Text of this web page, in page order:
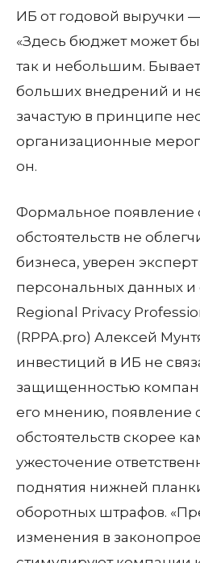
ИБ от годовой выручки
«Здесь бюджет может
так и небольшим.
больших внедрений и не
зачастую в принципе
организационные
он.
Формальное появление
обстоятельств не
бизнеса, уверен
персональных данных и
Regional Privacy
(RPPA.pro) Алексей
инвестиций в ИБ не
защищенностью
его мнению, появление
обстоятельств скорее
ужесточение
поднятия нижней
оборотных штрафов.
изменения в